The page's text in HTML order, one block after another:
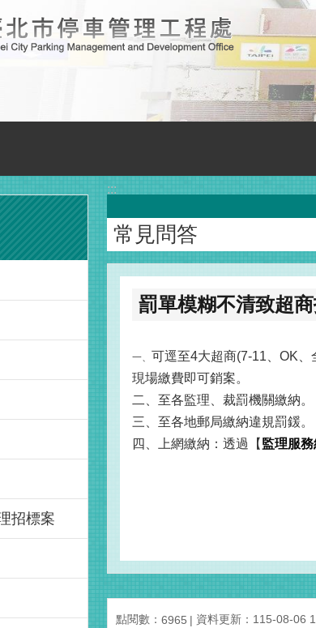
招標案
:::
常見問答
罰單模糊不清致超
一、
可逕至4大超商(7-11、OK
現場繳費即可銷案。
二、至各監理、裁罰機關繳納。
三、至各地郵局繳納違規罰鍰。
四、上網繳納：透過【 監理服務
點閱數： 6965 資料更新：115-08-06